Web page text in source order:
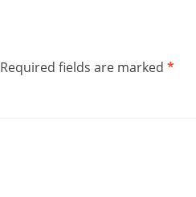
Required fields are marked *